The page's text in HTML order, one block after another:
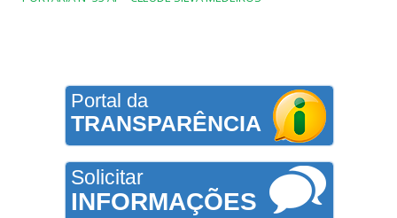
Portal da
TRANSPARÊNCIA
Solicitar
INFORMAÇÕES